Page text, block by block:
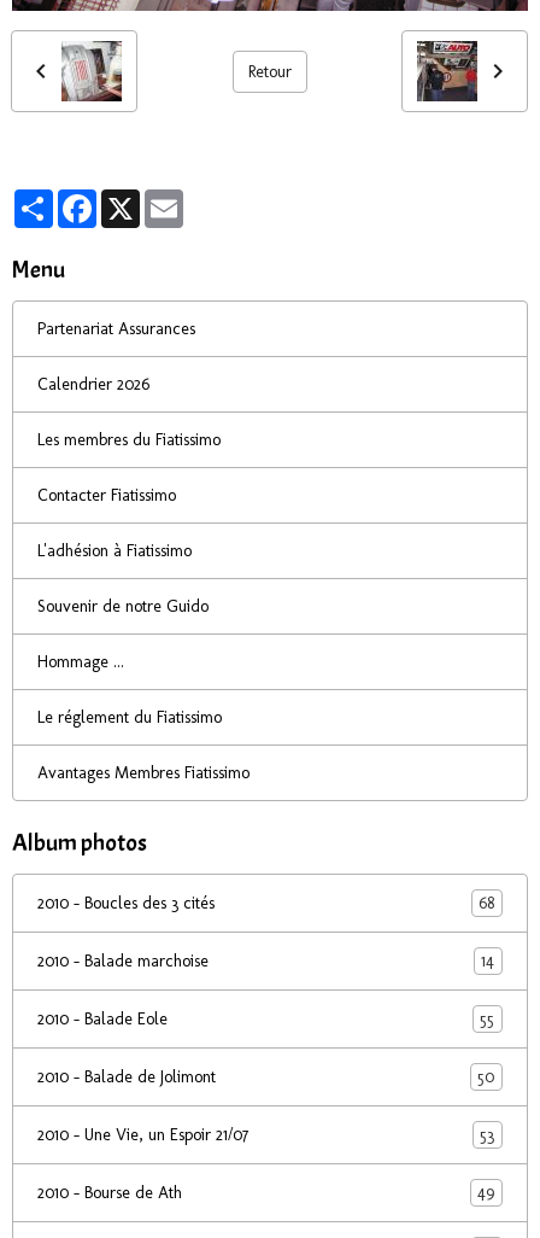
Retour
PartagerFacebook
X
Menu
Partenariat Assurances
Calendrier 2026
Les membres du Fiatissimo
Contacter Fiatissimo
L'adhésion à Fiatissimo
Souvenir de notre Guido
Hommage ...
Le réglement du Fiatissimo
Avantages Membres Fiatissimo
Album photos
2010 - Boucles des 3 cités 68
2010 - Balade marchoise 14
2010 - Balade Eole 55
2010 - Balade de Jolimont 50
2010 - Une Vie, un Espoir 21/07 53
2010 - Bourse de Ath 49